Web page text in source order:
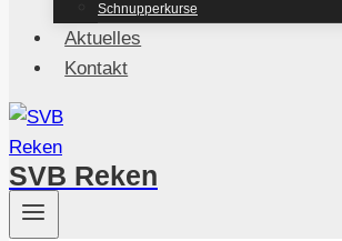
Schnupperkurse
Aktuelles
Kontakt
SVB Reken